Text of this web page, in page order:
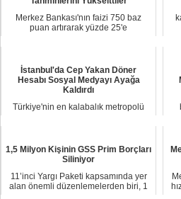
Merkez Bankası'nın faizi 750 baz
puan artırarak yüzde 25'e
İstanbul'da Cep Yakan Döner
Hesabı Sosyal Medyayı Ayağa
Kaldırdı
Türkiye'nin en kalabalık metropolü
1,5 Milyon Kişinin GSS Prim Borçları
Siliniyor
11’inci Yargı Paketi kapsamında yer
alan önemli düzenlemelerden biri, 1